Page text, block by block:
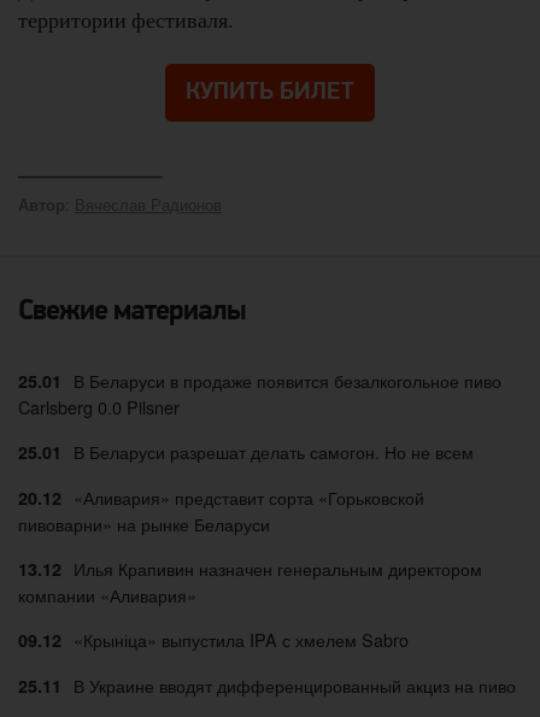
территории фестиваля.
КУПИТЬ БИЛЕТ
Автор Вячеслав Радионов
Свежие материалы
25.01
В Беларуси в продаже появится безалкогольное пиво
Carlsberg 0.0 Pilsner
25.01 В Беларуси разрешат делать самогон. Но не всем
20.12
«Аливария» представит сорта «Горьковской
пивоварни» на рынке Беларуси
13.12 Илья Крапивин назначен генеральным директором
компании «Аливария»
09.12 «Крыніца» выпустила IPA с хмелем Sabro
25.11 В Украине вводят дифференцированный акциз на пиво